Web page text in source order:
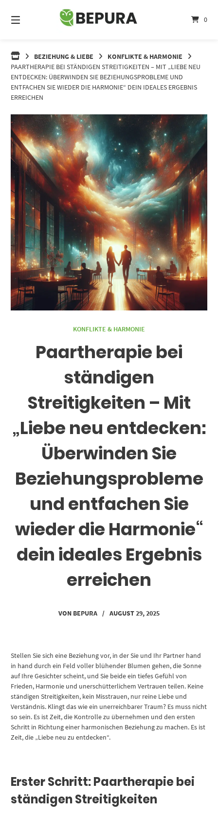
zum
Inhalt
0
BEZIEHUNG & LIEBE
KONFLIKTE & HARMONIE
PAARTHERAPIE BEI STÄNDIGEN STREITIGKEITEN – MIT „LIEBE NEU
ENTDECKEN: ÜBERWINDEN SIE BEZIEHUNGSPROBLEME UND
ENTFACHEN SIE WIEDER DIE HARMONIE“ DEIN IDEALES ERGEBNIS
ERREICHEN
KONFLIKTE & HARMONIE
Paartherapie bei
ständigen
Streitigkeiten – Mit
„Liebe neu entdecken:
Überwinden Sie
Beziehungsprobleme
und entfachen Sie
wieder die Harmonie“
dein ideales Ergebnis
erreichen
VON BEPURA / AUGUST 29, 2025
Stellen Sie sich eine Beziehung vor, in der Sie und Ihr Partner hand
in hand durch ein Feld voller blühender Blumen gehen, die Sonne
auf Ihre Gesichter scheint, und Sie beide ein tiefes Gefühl von
Frieden, Harmonie und unerschütterlichem Vertrauen teilen. Keine
ständigen Streitigkeiten, kein Misstrauen, nur reine Liebe und
Verständnis. Klingt das wie ein unerreichbarer Traum? Es muss nicht
so sein. Es ist Zeit, die Kontrolle zu übernehmen und den ersten
Schritt in Richtung einer harmonischen Beziehung zu machen. Es ist
Zeit, die „Liebe neu zu entdecken“.
Erster Schritt: Paartherapie bei
ständigen Streitigkeiten